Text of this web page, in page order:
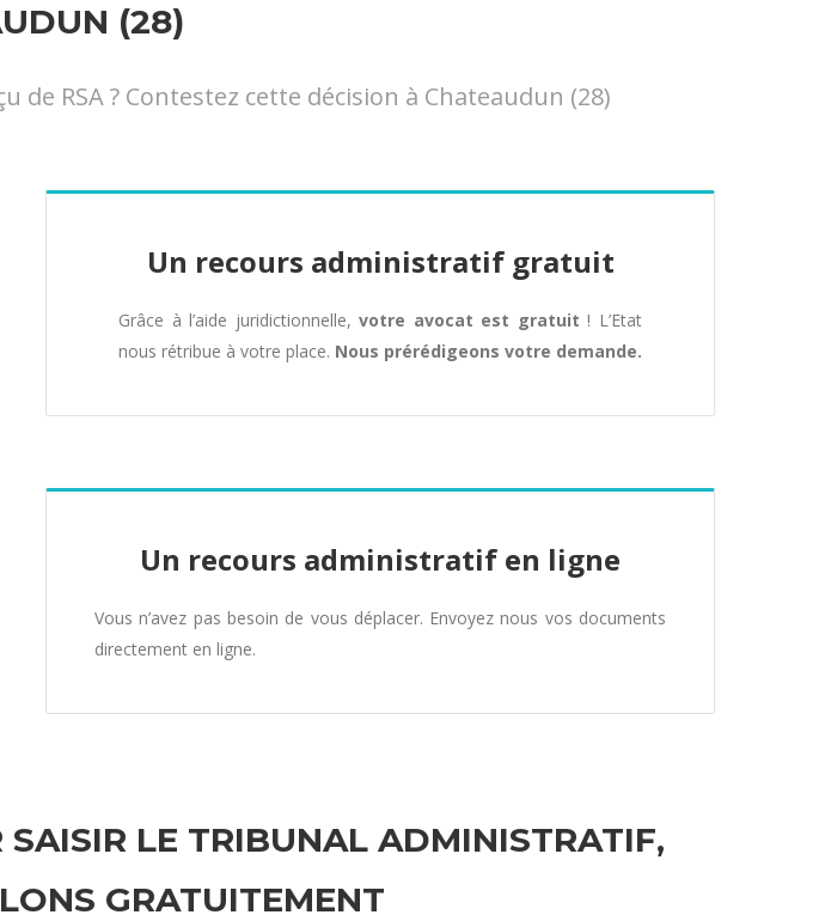
(28)
RSA ? Contestez cette décision à Chateaudun (28)
Un recours administratif gratuit
Grâce à l’aide juridictionnelle,votre avocat est gratuit ! L’Etat
nous rétribue à votre place. Nous prérédigeons votre demande.
Un recours administratif en ligne
Vous n’avez pas besoin de vous déplacer. Envoyez nous vos documents
directement en ligne.
LE TRIBUNAL ADMINISTRATIF,
GRATUITEMENT